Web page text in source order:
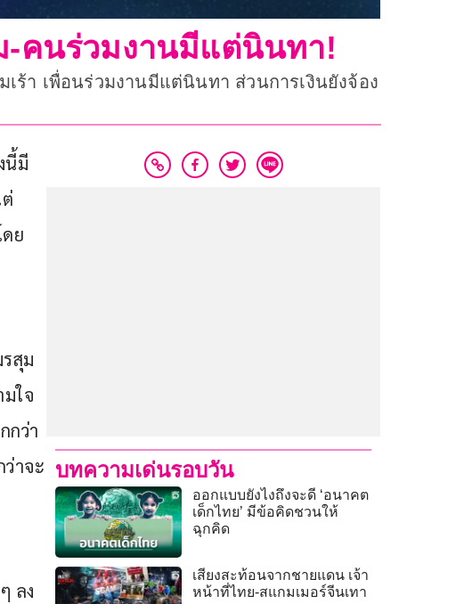
-คนร่วมงานมีแต่นินทา!
ร้า เพื่อนร่วมงานมีแต่นินทา ส่วนการเงินยังจ้อง
นี้มี
ย
สุม
ใจ
กว่า
าจะ
ลง
บทความเด่นรอบวัน
ออกแบบยังไงถึงจะดี ‘อนาคต
เด็กไทย’ มีข้อคิดชวนให้
ฉุกคิด
เสียงสะท้อนจากชายแดน เจ้า
หน้าที่ไทย-สแกมเมอร์จีนเทา